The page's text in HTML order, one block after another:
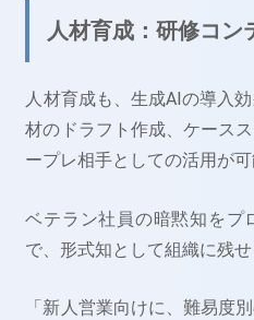
人材育成：研修コン
人材育成も、生成AIの導入
材のドラフト作成、ケース
ープレ相手としての活用が可
ベテラン社員の暗黙知をプ
で、形式知として組織に残
「新人営業向けに、難易度